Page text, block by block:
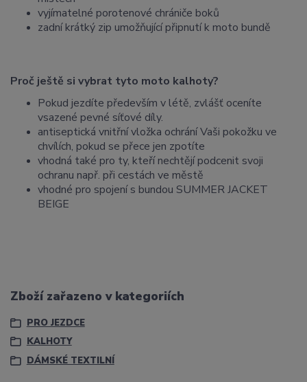
vyjímatelné porotenové chrániče boků
zadní krátký zip umožňující připnutí k moto bundě
Proč ještě si vybrat tyto moto kalhoty?
Pokud jezdíte především v létě, zvlášť oceníte
vsazené pevné síťové díly.
antiseptická vnitřní vložka ochrání Vaši pokožku ve
chvílích, pokud se přece jen zpotíte
vhodná také pro ty, kteří nechtějí podcenit svoji
ochranu např. při cestách ve městě
vhodné pro spojení s bundou SUMMER JACKET
BEIGE
Zboží zařazeno v kategoriích
PRO JEZDCE
KALHOTY
DÁMSKÉ TEXTILNÍ